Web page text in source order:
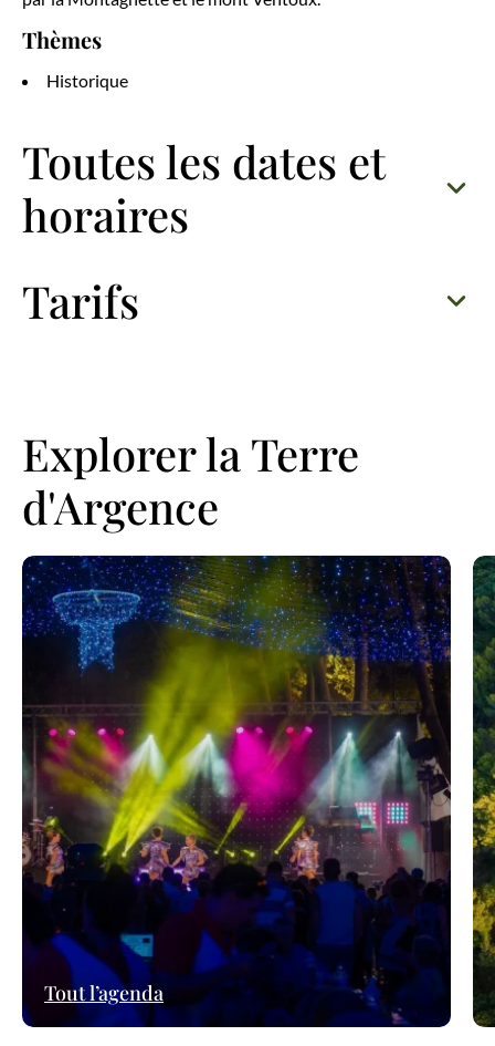
Thèmes
Historique
Toutes les dates et
horaires
Tarifs
Explorer la Terre
d'Argence
Tout l’agenda